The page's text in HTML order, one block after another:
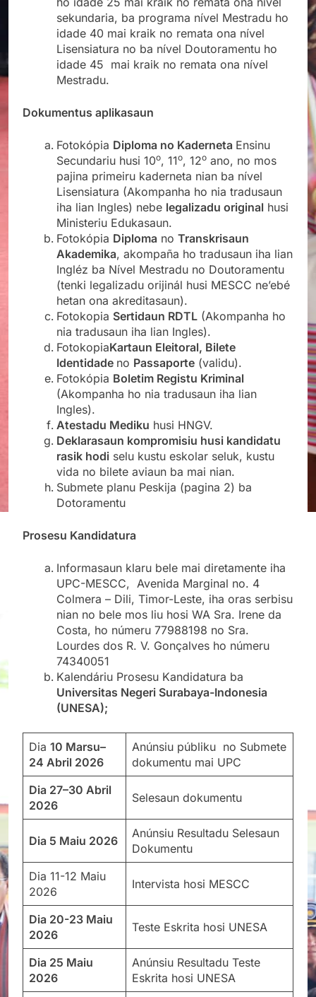
sekundaria, ba programa nível Mestradu ho
idade 40 mai kraik no remata ona nível
Lisensiatura no ba nível Doutoramentu ho
idade 45 mai kraik no remata ona nível
Mestradu.
Dokumentus aplikasaun
Fotokópia Diploma no Kaderneta Ensinu
Secundariu husi 10o, 11o, 12o ano, no mos
pajina primeiru kaderneta nian ba nível
Lisensiatura (Akompanha ho nia tradusaun
iha lian Ingles) nebe legalizadu original husi
Ministeriu Edukasaun.
Fotokópia Diploma no Transkrisaun
Akademika, akompaña ho tradusaun iha lian
Ingléz ba Nível Mestradu no Doutoramentu
(tenki legalizadu orijinál husi MESCC ne’ebé
hetan ona akreditasaun).
Fotokopia Sertidaun RDTL (Akompanha ho
nia tradusaun iha lian Ingles).
FotokopiaKartaun Eleitoral, Bilete
Identidade no Passaporte (validu).
Fotokópia Boletim Registu Kriminal
(Akompanha ho nia tradusaun iha lian
Ingles).
Atestadu Mediku husi HNGV.
Deklarasaun kompromisiu husi kandidatu
rasik hodi selu kustu eskolar seluk, kustu
vida no bilete aviaun ba mai nian.
Submete planu Peskija (pagina 2) ba
Dotoramentu
Prosesu Kandidatura
Informasaun klaru bele mai diretamente iha
UPC-MESCC, Avenida Marginal no. 4
Colmera – Dili, Timor-Leste, iha oras serbisu
nian no bele mos liu hosi WA Sra. Irene da
Costa, ho númeru 77988198 no Sra.
Lourdes dos R. V. Gonçalves ho númeru
74340051
Kalendáriu Prosesu Kandidatura ba
Universitas Negeri Surabaya-Indonesia
(UNESA);
Dia 10 Marsu–
24 Abril 2026
Anúnsiu públiku no Submete
dokumentu mai UPC
Dia 27–30 Abril
2026
Selesaun dokumentu
Dia 5 Maiu 2026
Anúnsiu Resultadu Selesaun
Dokumentu
Dia 11-12 Maiu
2026
Intervista hosi MESCC
Dia 20-23 Maiu
2026
Teste Eskrita hosi UNESA
Dia 25 Maiu
2026
Anúnsiu Resultadu Teste
Eskrita hosi UNESA